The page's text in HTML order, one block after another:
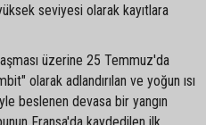
seviyesi olarak kayıtlara
üzerine 25 Temmuz'da
olarak adlandırılan ve yoğun ısı
beslenen devasa bir yangın